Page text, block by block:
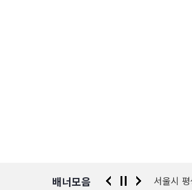
배너모음
경찰청 유실물 통합포털 서울시